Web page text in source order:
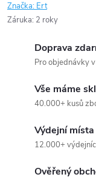
Značka: Ert
Záruka: 2 roky
Doprava
Pro objednávky
Vše máme
40.000+ kusů
Výdejní místa
12.000+
Ověřený